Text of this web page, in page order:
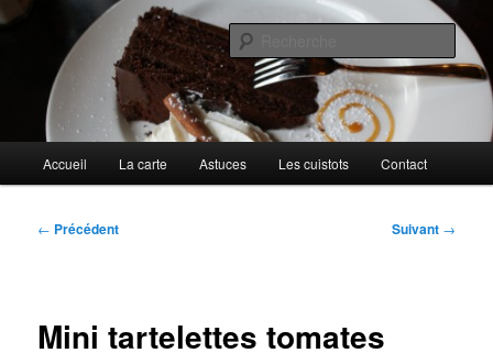
Aller
principalAu petit gargouillis
Cuisines d'internautes.
principal
Accueil La carte Astuces Les cuistots Contact
Navigation
← Précédent Suivant →
Mini tartelettes tomates